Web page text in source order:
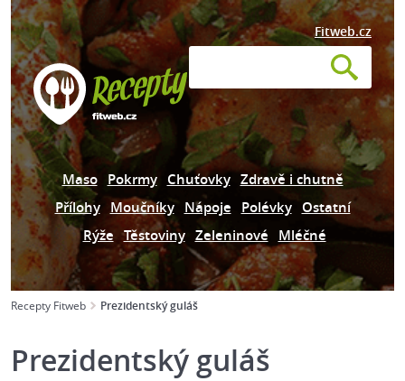
Fitweb.cz
Maso Pokrmy Chuťovky Zdravě i chutně
Přílohy Moučníky Nápoje Polévky Ostatní
Rýže Těstoviny Zeleninové Mléčné
Recepty Fitweb Prezidentský guláš
Prezidentský guláš